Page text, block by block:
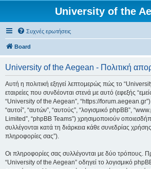
University of the
Συχνές ερωτήσεις
Board
University of the Aegean - Πολιτική
Αυτή η πολιτική εξηγεί λεπτομερώς πώς το
εταιρείες που συνδέονται στενά με αυτό (εφεξής
“University of the Aegean”, “https://forum.aegean.gr”)
“αυτοί”, “αυτών”, “αυτούς”, “λογισμικό phpBB”,
Limited”, “phpBB Teams”) χρησιμοποιούν
συλλέγονται κατά τη διάρκεια κάθε συνεδρίας
πληροφορίες σας”).
Οι πληροφορίες σας συλλέγονται με δύο τρόπους.
“University of the Aegean” οδηγεί το λογισμικό